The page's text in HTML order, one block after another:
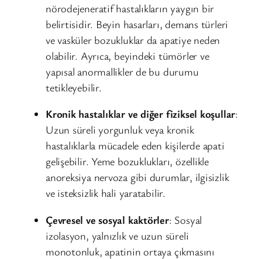
nörodejeneratif hastalıkların yaygın bir
belirtisidir. Beyin hasarları, demans türleri
ve vasküler bozukluklar da apatiye neden
olabilir. Ayrıca, beyindeki tümörler ve
yapısal anormallikler de bu durumu
tetikleyebilir.
Kronik hastalıklar ve diğer fiziksel koşullar:
Uzun süreli yorgunluk veya kronik
hastalıklarla mücadele eden kişilerde apati
gelişebilir. Yeme bozuklukları, özellikle
anoreksiya nervoza gibi durumlar, ilgisizlik
ve isteksizlik hali yaratabilir.
Çevresel ve sosyal kaktörler: Sosyal
izolasyon, yalnızlık ve uzun süreli
monotonluk, apatinin ortaya çıkmasını